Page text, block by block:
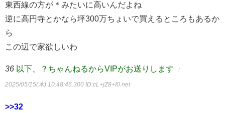
東西線の方が＊みたいに高いんだよね
逆に高円寺とかなら坪300万ちょいで買えるところもあるか
ら
この辺で家欲しいわ
36 以下、？ちゃんねるからVIPがお送りします ：
2025/05/15(木) 10:48:46.300 ID:cL+jZ8+I0.net
>>32